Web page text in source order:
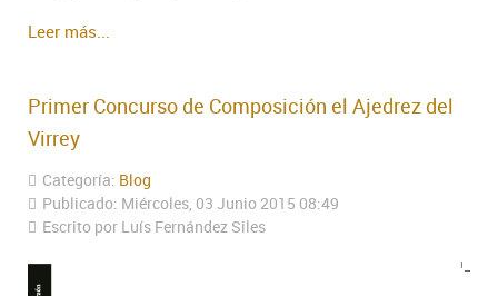
Leer más...
Primer Concurso de Composición el Ajedrez del
Virrey
Categoría: Blog
Publicado: Miércoles, 03 Junio 2015 08:49
Escrito por Luís Fernández Siles